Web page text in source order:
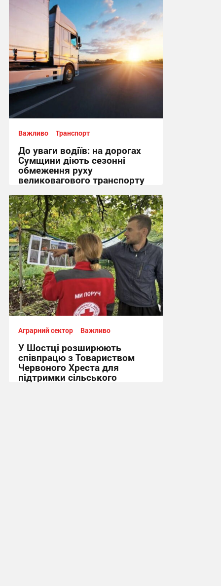
10:27 вчора
Важливо Транспорт
До уваги водіїв: на дорогах
Сумщини діють сезонні
обмеження руху
великовагового транспорту
18:51, 3.08.2026
Аграрний сектор Важливо
У Шостці розширюють
співпрацю з Товариством
Червоного Хреста для
підтримки сільського